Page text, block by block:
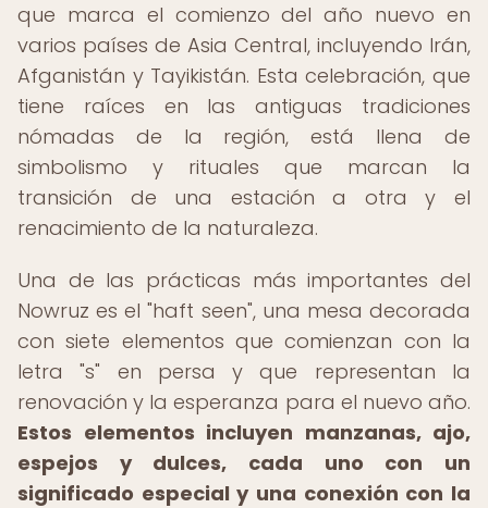
que marca el comienzo del año nuevo en
varios países de Asia Central, incluyendo Irán,
Afganistán y Tayikistán. Esta celebración, que
tiene raíces en las antiguas tradiciones
nómadas de la región, está llena de
simbolismo y rituales que marcan la
transición de una estación a otra y el
renacimiento de la naturaleza.
Una de las prácticas más importantes del
Nowruz es el "haft seen", una mesa decorada
con siete elementos que comienzan con la
letra "s" en persa y que representan la
renovación y la esperanza para el nuevo año.
Estos elementos incluyen manzanas, ajo,
espejos y dulces, cada uno con un
significado especial y una conexión con la